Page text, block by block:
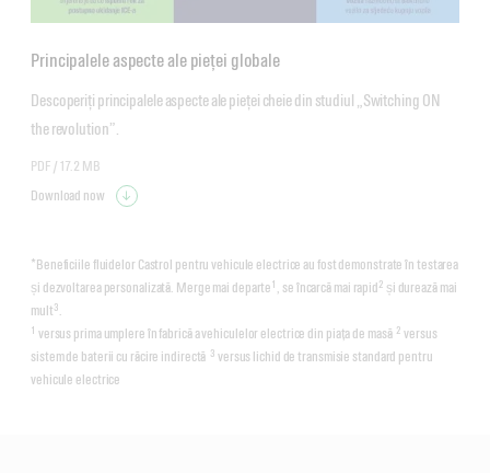
Principalele aspecte ale pieței globale
Descoperiți principalele aspecte ale pieței cheie din studiul „Switching ON
the revolution”.
PDF / 17.2 MB
Download now
*Beneficiile fluidelor Castrol pentru vehicule electrice au fost demonstrate în testarea
și dezvoltarea personalizată. Merge mai departe1 , se încarcă mai rapid2 și durează mai
mult3.
1 versus prima umplere în fabrică a vehiculelor electrice din piața de masă 2 versus
sistem de baterii cu răcire indirectă 3 versus lichid de transmisie standard pentru
vehicule electrice